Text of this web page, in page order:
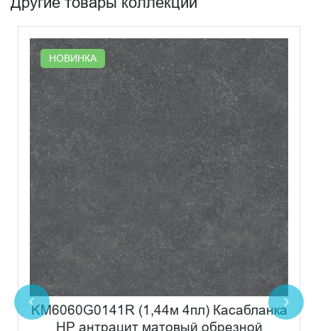
НОВИНКА
KM6060G0141R (1,44м 4пл) Касабланка
HP антрацит матовый обрезной